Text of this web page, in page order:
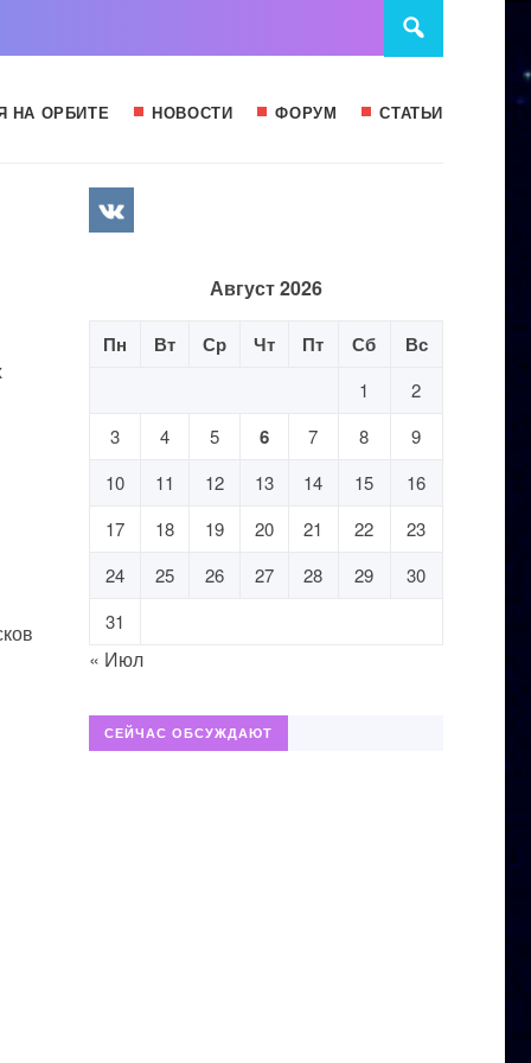
НА ОРБИТЕ НОВОСТИ ФОРУМ СТАТЬИ
Август 2026
Пн Вт Ср Чт Пт Сб Вс
1
2
3
4 5 6 7 8
9
10
11 12 13 14 15
16
17
18 19 20 21 22
23
24
25 26 27 28 29
30
31
« Июл
СЕЙЧАС ОБСУЖДАЮТ